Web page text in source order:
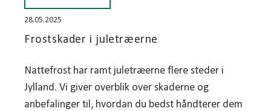
28.05.2025
Frostskader i juletræerne
Nattefrost har ramt juletræerne flere steder i
Jylland. Vi giver overblik over skaderne og
anbefalinger til, hvordan du bedst håndterer dem